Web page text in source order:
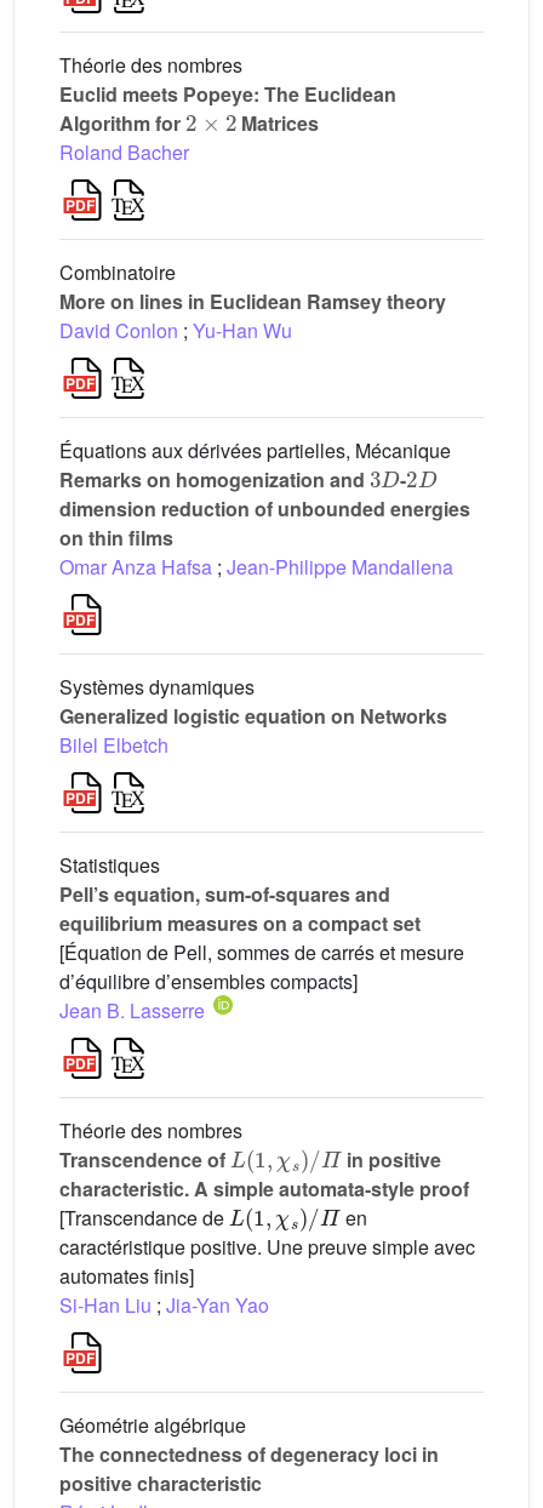
Théorie des nombres
Euclid meets Popeye: The Euclidean
Algorithm for
2×2
Matrices
Roland Bacher
Combinatoire
More on lines in Euclidean Ramsey theory
David Conlon ; Yu-Han Wu
Équations aux dérivées partielles, Mécanique
Remarks on homogenization and
3D
-
2D
dimension reduction of unbounded energies
on thin films
Omar Anza Hafsa ; Jean-Philippe Mandallena
Systèmes dynamiques
Generalized logistic equation on Networks
Bilel Elbetch
Statistiques
Pell’s equation, sum-of-squares and
equilibrium measures on a compact set
[Équation de Pell, sommes de carrés et mesure
d’équilibre d’ensembles compacts]
Jean B. Lasserre
Théorie des nombres
Transcendence of
L 1 ) Π
in positive
characteristic. A simple automata-style proof
[Transcendance de
L(1,χs)/Π
en
caractéristique positive. Une preuve simple avec
automates finis]
Si-Han Liu ; Jia-Yan Yao
Géométrie algébrique
The connectedness of degeneracy loci in
positive characteristic